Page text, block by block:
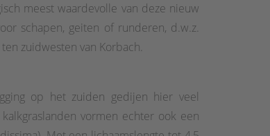
meest waardevolle van deze nieuw
schapen, geiten of runderen, d.w.z.
zuidwesten van Korbach.
op het zuiden gedijen hier veel
vormen echter ook een